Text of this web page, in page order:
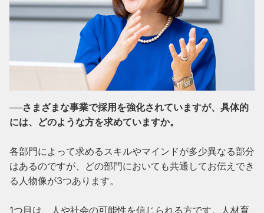
──さまざまな事業で採用を強化されていますが、具体的
には、どのような方を求めていますか。
各部門によって求めるスキルやマインドが多少異なる部分
はあるのですが、どの部門においても共通してお伝えでき
る人物像が3つあります。
1つ目は、人や社会の可能性を信じられる方です。人材育